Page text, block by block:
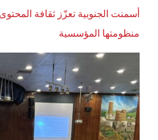
أسمنت الجنوبية تعزّز ثقافة
منظومتها المؤسسية